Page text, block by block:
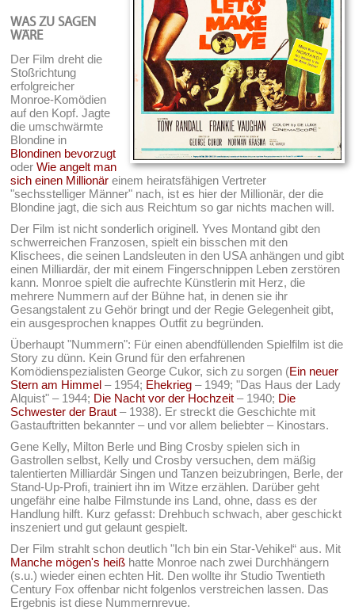
WAS ZU SAGEN
WÄRE
Der Film dreht die
Stoßrichtung
erfolgreicher
Monroe-Komödien
auf den Kopf. Jagte
die umschwärmte
Blondine in
Blondinen bevorzugt
oderWie angelt man
sich einen Millionär einem heiratsfähigen Vertreter
"sechsstelliger Männer" nach, ist es hier der Millionär, der die
Blondine jagt, die sich aus Reichtum so gar nichts machen will.
Der Film ist nicht sonderlich originell. Yves Montand gibt den
schwerreichen Franzosen, spielt ein bisschen mit den
Klischees, die seinen Landsleuten in den USA anhängen und gibt
einen Milliardär, der mit einem Fingerschnippen Leben zerstören
kann. Monroe spielt die aufrechte Künstlerin mit Herz, die
mehrere Nummern auf der Bühne hat, in denen sie ihr
Gesangstalent zu Gehör bringt und der Regie Gelegenheit gibt,
ein ausgesprochen knappes Outfit zu begründen.
Überhaupt "Nummern": Für einen abendfüllenden Spielfilm ist die
Story zu dünn. Kein Grund für den erfahrenen
Komödienspezialisten George Cukor, sich zu sorgen (Ein neuer
Stern am Himmel – 1954; Ehekrieg – 1949; "Das Haus der Lady
Alquist" – 1944; Die Nacht vor der Hochzeit – 1940; Die
Schwester der Braut – 1938). Er streckt die Geschichte mit
Gastauftritten bekannter – und vor allem beliebter – Kinostars.
Gene Kelly, Milton Berle und Bing Crosby spielen sich in
Gastrollen selbst, Kelly und Crosby versuchen, dem mäßig
talentierten Milliardär Singen und Tanzen beizubringen, Berle, der
Stand-Up-Profi, trainiert ihn im Witze erzählen. Darüber geht
ungefähr eine halbe Filmstunde ins Land, ohne, dass es der
Handlung hilft. Kurz gefasst: Drehbuch schwach, aber geschickt
inszeniert und gut gelaunt gespielt.
Der Film strahlt schon deutlich "Ich bin ein Star-Vehikel“ aus. Mit
Manche mögen's heiß hatte Monroe nach zwei Durchhängern
(s.u.) wieder einen echten Hit. Den wollte ihr Studio Twentieth
Century Fox offenbar nicht folgenlos verstreichen lassen. Das
Ergebnis ist diese Nummernrevue.